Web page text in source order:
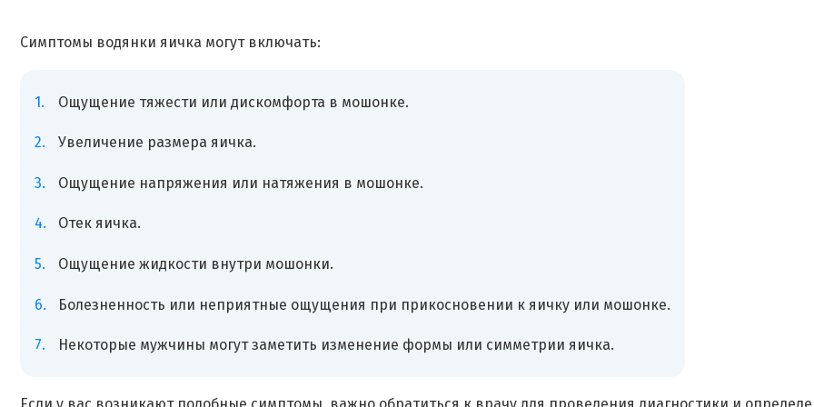
Симптомы водянки яичка могут включать:
Ощущение тяжести или дискомфорта в мошонке.
Увеличение размера яичка.
Ощущение напряжения или натяжения в мошонке.
Отек яичка.
Ощущение жидкости внутри мошонки.
Болезненность или неприятные ощущения при прикосновении к яичку или мошонке.
Некоторые мужчины могут заметить изменение формы или симметрии яичка.